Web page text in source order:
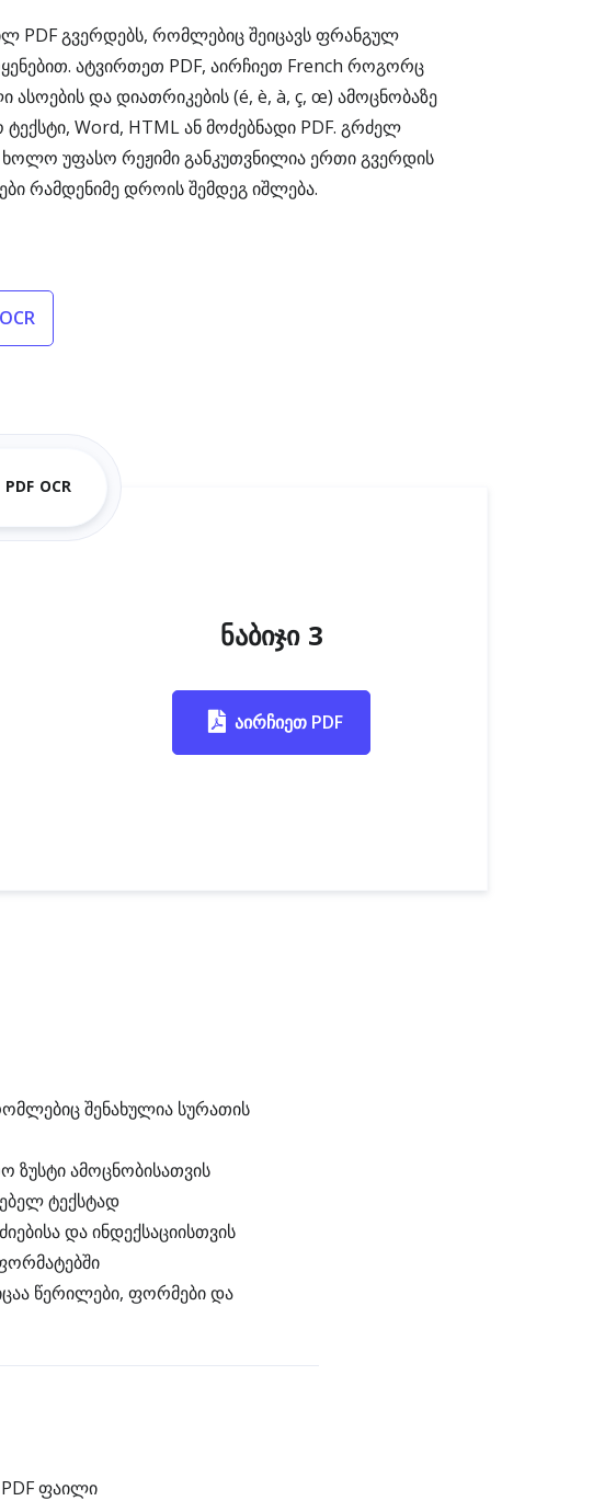
PDF გვერდებს, რომლებიც შეიცავს ფრანგულ
ატვირთეთ PDF, აირჩიეთ French როგორც
და დიათრიკების (é, è, à, ç, œ) ამოცნობაზე
Word, HTML ან მოძებნადი PDF. გრძელ
ხოლო უფასო რეჟიმი განკუთვნილია ერთი გვერდის
რამდენიმე დროის შემდეგ იშლება.
PDF OCR
ნაბიჯი 3
აირჩიეთ PDF
შენახულია სურათის
ზუსტი ამოცნობისათვის
ტექსტად
და ინდექსაციისთვის
წერილები, ფორმები და
ფაილი